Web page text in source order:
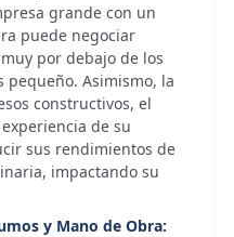
grande con un
puede negociar
por debajo de los
Asimismo, la
constructivos, el
de su
sus rendimientos de
impactando su
y Mano de Obra: